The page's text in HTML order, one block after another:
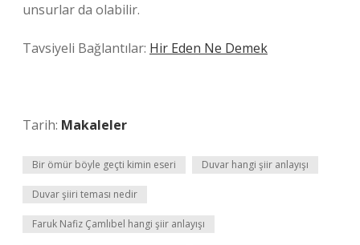
unsurlar da olabilir.
Tavsiyeli Bağlantılar: Hir Eden Ne Demek
Tarih: Makaleler
Bir ömür böyle geçti kimin eseri Duvar hangi şiir anlayışı
Duvar şiiri teması nedir
Faruk Nafiz Çamlıbel hangi şiir anlayışı